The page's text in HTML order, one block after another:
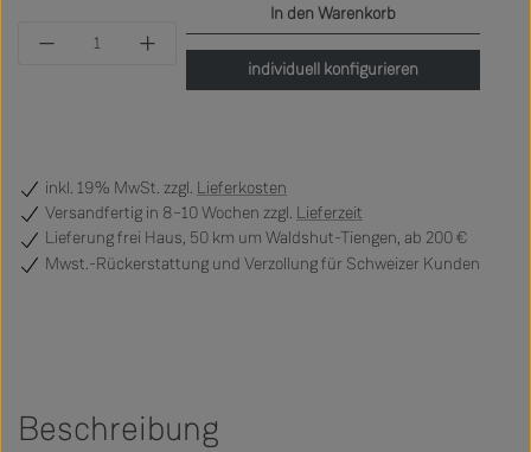
Produkt Anzahl: Gib den gewünschten Wert
In den Warenkorb
individuell konfigurieren
inkl. 19% MwSt. zzgl. Lieferkosten
Versandfertig in 8–10 Wochen zzgl. Lieferzeit
Lieferung frei Haus, 50 km um Waldshut-Tiengen, ab 200 €
Mwst.-Rückerstattung und Verzollung für Schweizer Kunden
Beschreibung